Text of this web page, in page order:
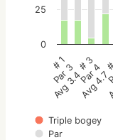
Triple bogey
Par
# 1
Par 3
Avg 3.4
# 3
Par 4
Avg 4.7
0
25